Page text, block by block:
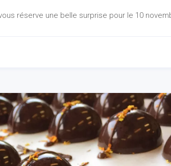
réserve une belle surprise pour le 10